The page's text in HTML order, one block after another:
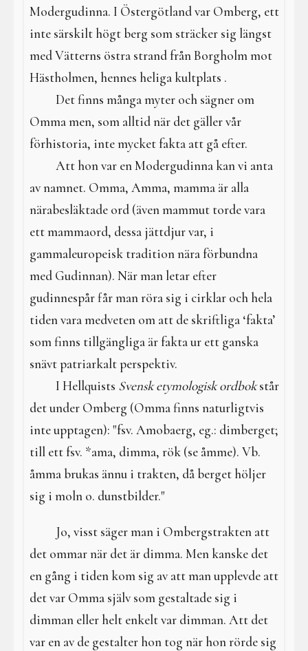
Modergudinna. I Östergötland var Omberg, ett
inte särskilt högt berg som sträcker sig längst
med Vätterns östra strand från Borgholm mot
Hästholmen, hennes heliga kultplats .
Det finns många myter och sägner om
Omma men, som alltid när det gäller vår
förhistoria, inte mycket fakta att gå efter.
Att hon var en Modergudinna kan vi anta
av namnet. Omma, Amma, mamma är alla
närabesläktade ord (även mammut torde vara
ett mammaord, dessa jättdjur var, i
gammaleuropeisk tradition nära förbundna
med Gudinnan). När man letar efter
gudinnespår får man röra sig i cirklar och hela
tiden vara medveten om att de skriftliga ‘fakta’
som finns tillgängliga är fakta ur ett ganska
snävt patriarkalt perspektiv.
I Hellquists Svensk etymologisk ordbokstår
det under Omberg (Omma finns naturligtvis
inte upptagen): "fsv. Amobaerg, eg.: dimberget;
till ett fsv. *ama, dimma, rök (se åmme). Vb.
åmma brukas ännu i trakten, då berget höljer
sig i moln o. dunstbilder."
Jo, visst säger man i Ombergstrakten att
det ommar när det är dimma. Men kanske det
en gång i tiden kom sig av att man upplevde att
det var Omma själv som gestaltade sig i
dimman eller helt enkelt var dimman. Att det
var en av de gestalter hon tog när hon rörde sig